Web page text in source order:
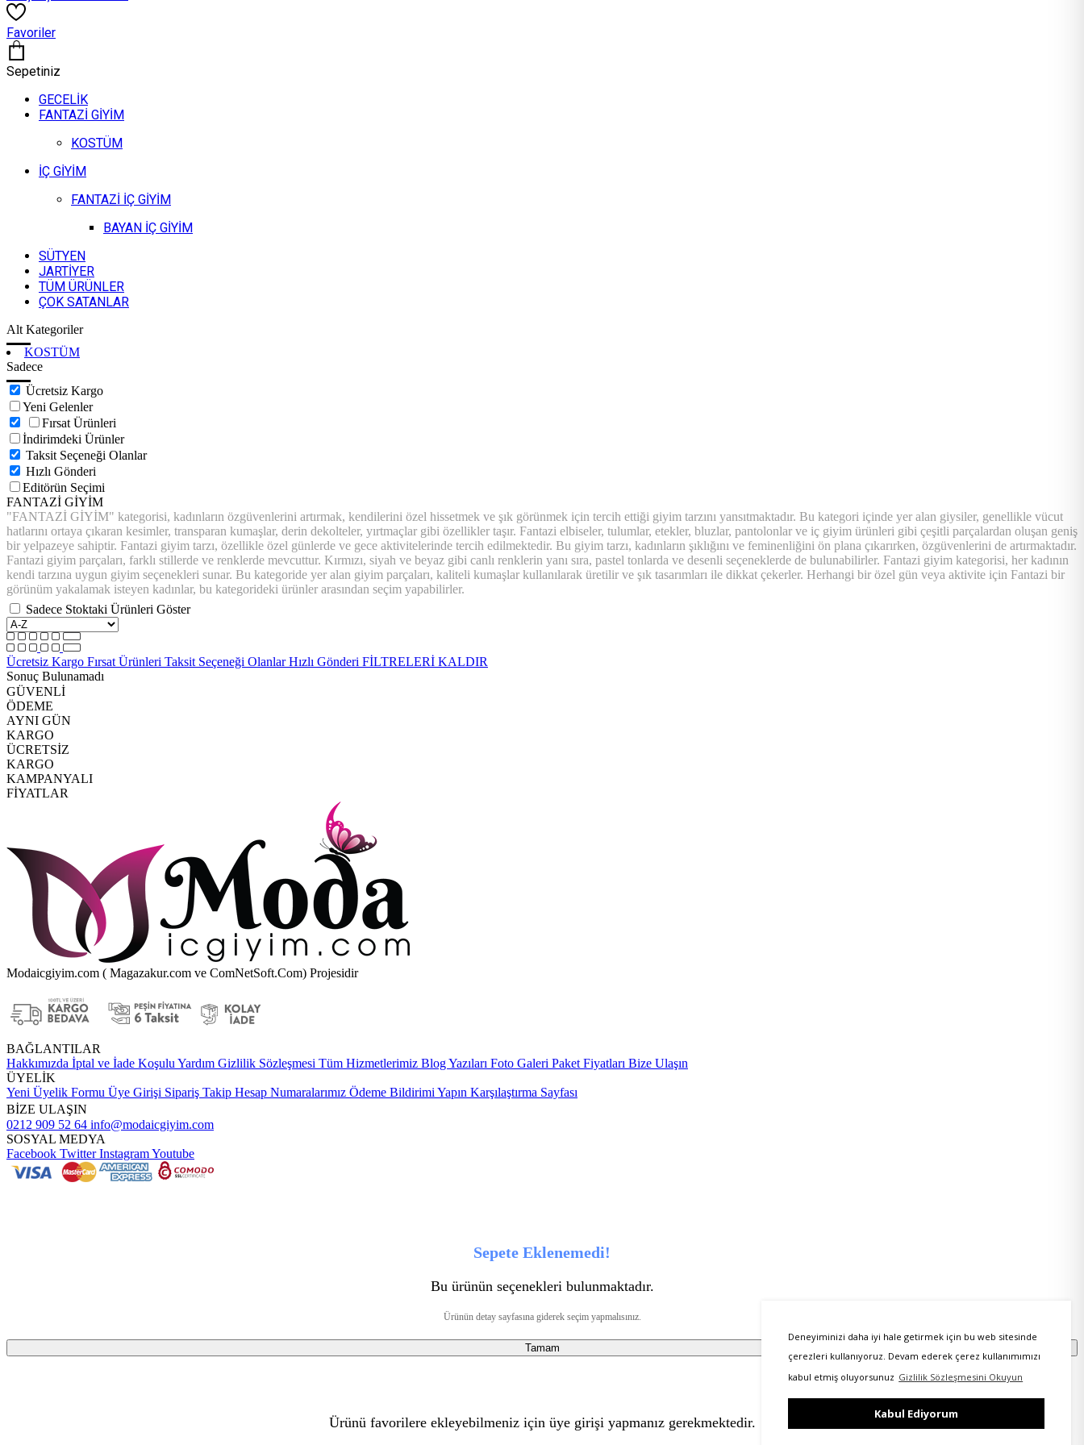
Deneyiminizi daha iyi hale getirmek için bu web sitesinde
çerezleri kullanıyoruz. Devam ederek çerez kullanımımızı
kabul etmiş oluyorsunuz Gizlilik Sözleşmesini Okuyun
Kabul Ediyorum
Favoriler
Sepetiniz
GECELİK
FANTAZİ GİYİM
KOSTÜM
İÇ GİYİM
FANTAZİ İÇ GİYİM
BAYAN İÇ GİYİM
SÜTYEN
JARTİYER
TÜM ÜRÜNLER
ÇOK SATANLAR
Alt Kategoriler
KOSTÜM
Sadece
Ücretsiz Kargo
Yeni Gelenler
Fırsat Ürünleri
İndirimdeki Ürünler
Taksit Seçeneği Olanlar
Hızlı Gönderi
Editörün Seçimi
FANTAZİ GİYİM
"FANTAZİ GİYİM" kategorisi, kadınların özgüvenlerini artırmak, kendilerini özel hissetmek ve şık görünmek için tercih ettiği giyim tarzını yansıtmaktadır. Bu kategori içinde yer alan giysiler, genellikle vücut
hatlarını ortaya çıkaran kesimler, transparan kumaşlar, derin dekolteler, yırtmaçlar gibi özellikler taşır. Fantazi elbiseler, tulumlar, etekler, bluzlar, pantolonlar ve iç giyim ürünleri gibi çeşitli parçalardan oluşan geniş
bir yelpazeye sahiptir. Fantazi giyim tarzı, özellikle özel günlerde ve gece aktivitelerinde tercih edilmektedir. Bu giyim tarzı, kadınların şıklığını ve feminenliğini ön plana çıkarırken, özgüvenlerini de artırmaktadır.
Fantazi giyim parçaları, farklı stillerde ve renklerde mevcuttur. Kırmızı, siyah ve beyaz gibi canlı renklerin yanı sıra, pastel tonlarda ve desenli seçeneklerde de bulunabilirler. Fantazi giyim kategorisi, her kadının
kendi tarzına uygun giyim seçenekleri sunar. Bu kategoride yer alan giyim parçaları, kaliteli kumaşlar kullanılarak üretilir ve şık tasarımları ile dikkat çekerler. Herhangi bir özel gün veya aktivite için Fantazi bir
görünüm yakalamak isteyen kadınlar, bu kategorideki ürünler arasından seçim yapabilirler.
Sadece Stoktaki Ürünleri Göster
Ücretsiz Kargo Fırsat Ürünleri Taksit Seçeneği OlanlarHızlı Gönderi FİLTRELERİ KALDIR
Sonuç Bulunamadı
GÜVENLİ
ÖDEME
AYNI GÜN
KARGO
ÜCRETSİZ
KARGO
KAMPANYALI
FİYATLAR
Modaicgiyim.com ( Magazakur.com ve ComNetSoft.Com) Projesidir
BAĞLANTILAR
Hakkımızda İptal ve İade Koşulu Yardım Gizlilik Sözleşmesi Tüm Hizmetlerimiz Blog Yazıları Foto Galeri Paket Fiyatları Bize Ulaşın
ÜYELİK
Yeni Üyelik Formu Üye Girişi Sipariş Takip Hesap Numaralarımız Ödeme Bildirimi Yapın Karşılaştırma Sayfası
BİZE ULAŞIN
0212 909 52 64 info@modaicgiyim.com
SOSYAL MEDYA
Facebook TwitterInstagramYoutube
Sepete Eklenemedi!
Bu ürünün seçenekleri bulunmaktadır.
Ürünün detay sayfasına giderek seçim yapmalısınız.
Tamam
Ürünü favorilere ekleyebilmeniz için üye girişi yapmanız gerekmektedir.